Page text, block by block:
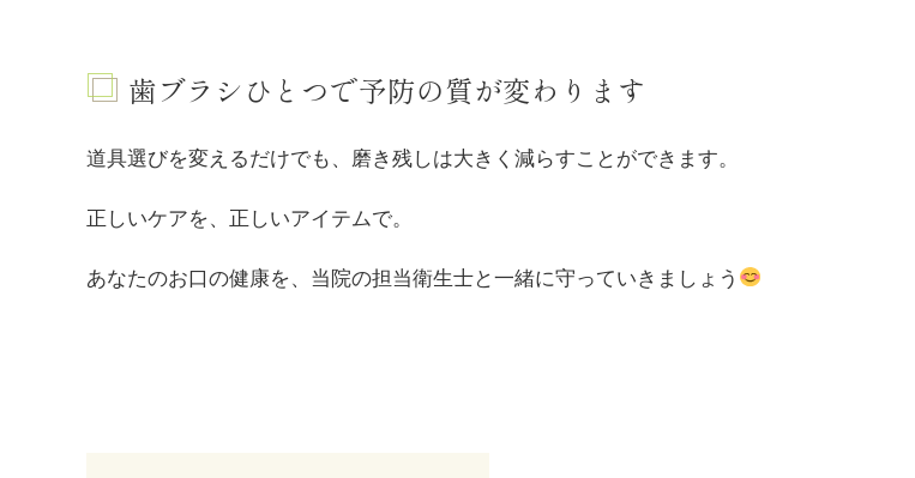
歯ブラシひとつで予防の質が変わります
道具選びを変えるだけでも、磨き残しは大きく減らすことができます。
正しいケアを、正しいアイテムで。
あなたのお口の健康を、当院の担当衛生士と一緒に守っていきましょう